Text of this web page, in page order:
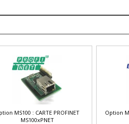
MS100 : CARTE PROFINET
MS100xPNET
Option